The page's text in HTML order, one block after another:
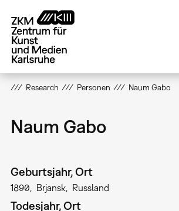
zum
Inhalt
Research Personen Naum Gabo
Naum Gabo
Geburtsjahr, Ort
1890 Brjansk Russland
Todesjahr, Ort